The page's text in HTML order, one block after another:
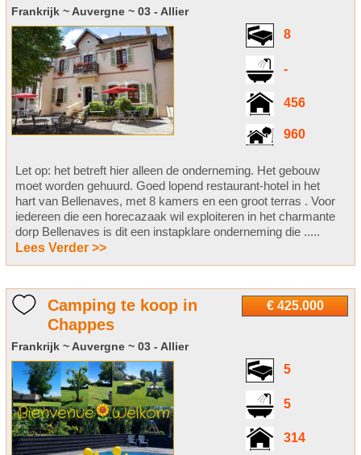
Frankrijk ~ Auvergne ~ 03 - Allier
8
-
456
960
Let op: het betreft hier alleen de onderneming. Het gebouw
moet worden gehuurd. Goed lopend restaurant-hotel in het
hart van Bellenaves, met 8 kamers en een groot terras . Voor
iedereen die een horecazaak wil exploiteren in het charmante
dorp Bellenaves is dit een instapklare onderneming die .....
Lees Verder >>
€ 425.000
Camping te koop in
Chappes
Frankrijk ~ Auvergne ~ 03 - Allier
5
5
314